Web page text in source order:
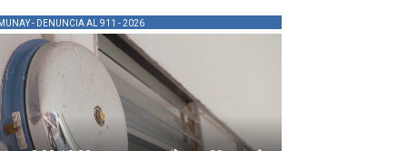
- DENUNCIA AL 911 - 2026